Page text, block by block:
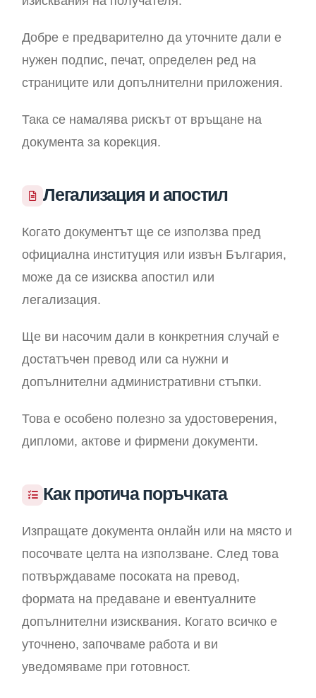
Добре е предварително да уточните дали е
нужен подпис, печат, определен ред на
страниците или допълнителни приложения.
Така се намалява рискът от връщане на
документа за корекция.
Легализация и апостил
Когато документът ще се използва пред
официална институция или извън България,
може да се изисква апостил или
легализация.
Ще ви насочим дали в конкретния случай е
достатъчен превод или са нужни и
допълнителни административни стъпки.
Това е особено полезно за удостоверения,
дипломи, актове и фирмени документи.
Как протича поръчката
Изпращате документа онлайн или на място и
посочвате целта на използване. След това
потвърждаваме посоката на превод,
формата на предаване и евентуалните
допълнителни изисквания. Когато всичко е
уточнено, започваме работа и ви
уведомяваме при готовност.